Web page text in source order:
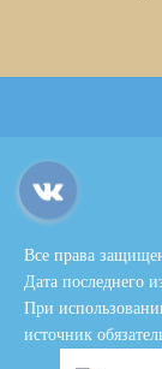
Все права
Дата последнего
При
источник